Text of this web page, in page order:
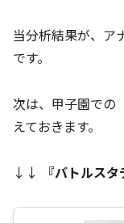
当分析結果が、ア
です。
次は、甲子園での
えておきます。
↓↓ 『バトルスタ